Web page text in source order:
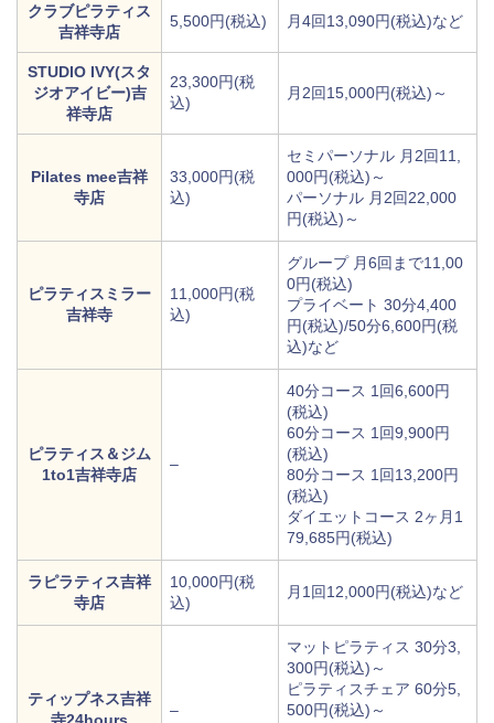
クラブピラティス
吉祥寺店
5,500円(税込) 月4回13,090円(税込)など
STUDIO IVY(スタ
ジオアイビー)吉
祥寺店
23,300円(税
込)
月2回15,000円(税込)～
Pilates mee吉祥
寺店
33,000円(税
込)
セミパーソナル 月2回11,
000円(税込)～
パーソナル 月2回22,000
円(税込)～
ピラティスミラー
吉祥寺
11,000円(税
込)
グループ 月6回まで11,00
0円(税込)
プライベート 30分4,400
円(税込)/50分6,600円(税
込)など
ピラティス＆ジム
1to1吉祥寺店
–
40分コース 1回6,600円
(税込)
60分コース 1回9,900円
(税込)
80分コース 1回13,200円
(税込)
ダイエットコース 2ヶ月1
79,685円(税込)
ラピラティス吉祥
寺店
10,000円(税
込)
月1回12,000円(税込)など
ティップネス吉祥
寺24hours
–
マットピラティス 30分3,
300円(税込)～
ピラティスチェア 60分5,
500円(税込)～